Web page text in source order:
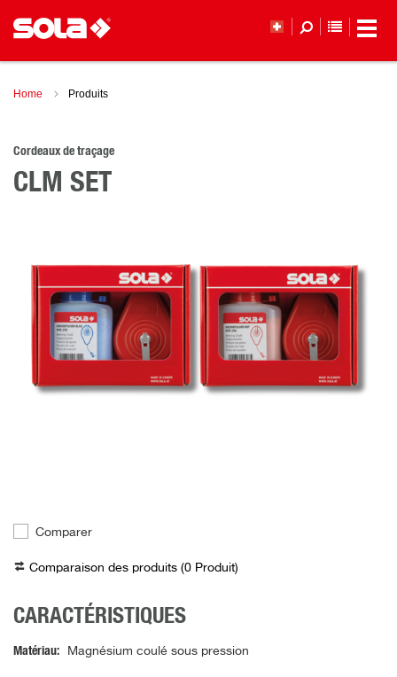
Home Produits
Cordeaux de traçage
CLM SET
Comparer
Comparaison des produits (0 Produit)
CARACTÉRISTIQUES
Matériau Magnésium coulé sous pression
LISTE